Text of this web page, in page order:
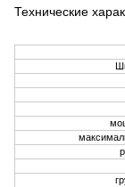
Технические